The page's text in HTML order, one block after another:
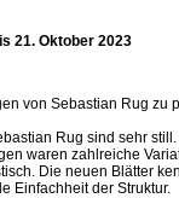
21. Oktober 2023
von Sebastian Rug zu
Rug sind sehr
waren zahlreiche
Die neuen Blätter
Einfachheit der Struktur.